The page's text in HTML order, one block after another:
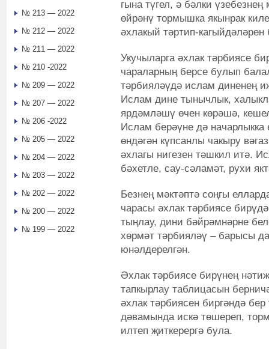
гына түгел, ә бәлки
өйрәнү тормышка якынрак
әхлакый тәртип-
Укучыларга әхлак тәрбиясе
чараларның берсе булып
тәрбияләүдә ислам диненең
Ислам дине тынычлык,
ярдәмләшү өчен көрәшә,
Ислам берәүне дә
өндәгән күпсанлы чакыру
әхлагы нигезен тәшкил итә.
бәхетле, сау-сәламәт, рухи
Безнең мәктәптә соңгы
чарасы әхлак тәрбиясе
тыңлау, дини бәйрәмнәрне
хөрмәт тәрбияләү – барысы
юнәлдерелгән.
Әхлак тәрбиясе бирүнең
тапкырлау таблицасын
әхлак тәрбиясен биргәндә бер
дәвамында искә төшереп,
илтеп җиткерергә була.
№ 213 — 2022
№ 212 — 2022
№ 211 — 2022
№ 210 -2022
№ 209 — 2022
№ 207 — 2022
№ 206 -2022
№ 205 — 2022
№ 204 — 2022
№ 203 — 2022
№ 202 — 2022
№ 200 — 2022
№ 199 — 2022